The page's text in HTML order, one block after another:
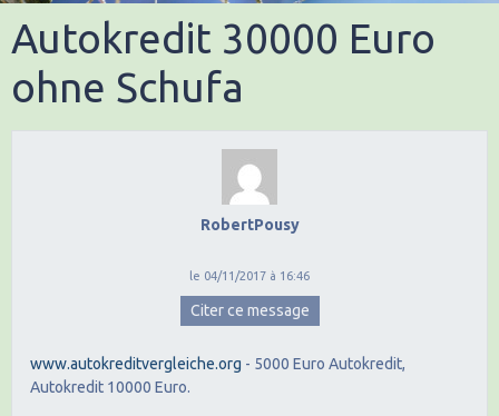
Autokredit 30000 Euro
ohne Schufa
RobertPousy
le 04/11/2017 à 16:46
Citer ce message
www.autokreditvergleiche.org - 5000 Euro Autokredit,
Autokredit 10000 Euro.